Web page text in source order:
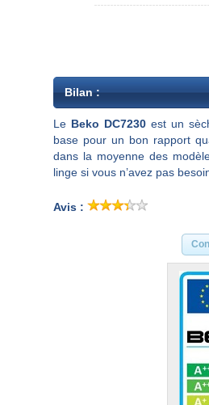
Bilan :
Le Beko DC7230est un
base pour un bon rapport
dans la moyenne des
linge si vous n’avez pas
Avis :